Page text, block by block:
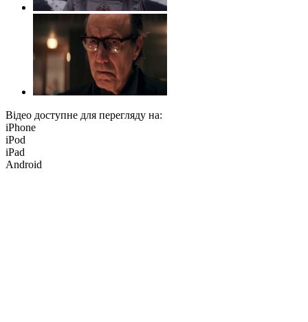
Відео доступне для перегляду на:
iPhone
iPod
iPad
Android